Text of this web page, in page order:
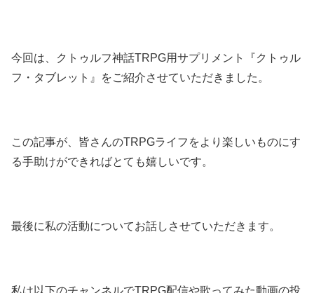
今回は、クトゥルフ神話TRPG用サプリメント『クトゥル
フ・タブレット』をご紹介させていただきました。
この記事が、皆さんのTRPGライフをより楽しいものにす
る手助けができればとても嬉しいです。
最後に私の活動についてお話しさせていただきます。
私は以下のチャンネルでTRPG配信や歌ってみた動画の投